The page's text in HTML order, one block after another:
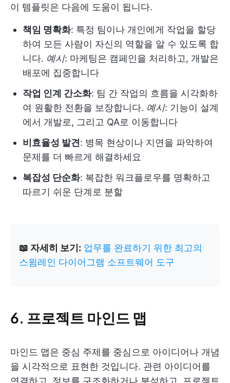
이 템플릿은 다음에 도움이 됩니다.
책임 명확화: 특정 팀이나 개인에게 작업을 할당
하여 모든 사람이 자신의 역할을 알 수 있도록 합
니다. 예시: 마케팅은 캠페인을 처리하고, 개발은
배포에 집중합니다
작업 인계 간소화: 팀 간 작업의 흐름을 시각화하
여 원활한 전환을 보장합니다. 예시: 기능이 설계
에서 개발로, 그리고 QA로 이동합니다
비효율성 발견: 병목 현상이나 지연을 파악하여
문제를 더 빠르게 해결하세요
복잡성 단순화: 복잡한 워크플로우를 명확하고
따르기 쉬운 단계로 분할
📖 자세히 보기: 업무를 완료하기 위한 최고의
스윔레인 다이어그램 소프트웨어 도구
6. 프로젝트 마인드 맵
마인드 맵은 중심 주제를 중심으로 아이디어나 개념
을 시각적으로 표현한 것입니다. 관련 아이디어를
연결하고, 정보를 구조화하거나 분석하고, 프로젝트